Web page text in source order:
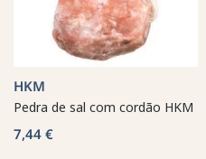
HKM
Pedra de sal com cordão HKM
7,44 €